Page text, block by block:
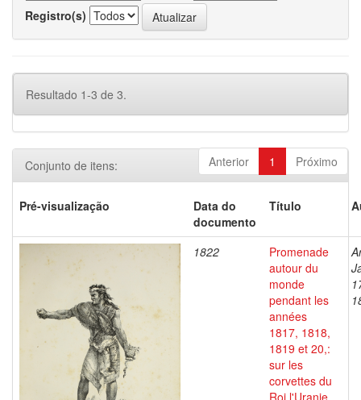
Registro(s)
Resultado 1-3 de 3.
Anterior 1 Próximo
Conjunto de itens:
Pré-visualização
Data do
documento
Título
1822
Promenade
autour du
monde
pendant les
années
1817, 1818,
1819 et 20,:
sur les
corvettes du
Roi l'Uranie